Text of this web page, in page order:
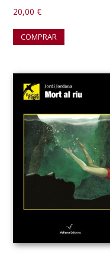
20,00€
COMPRAR